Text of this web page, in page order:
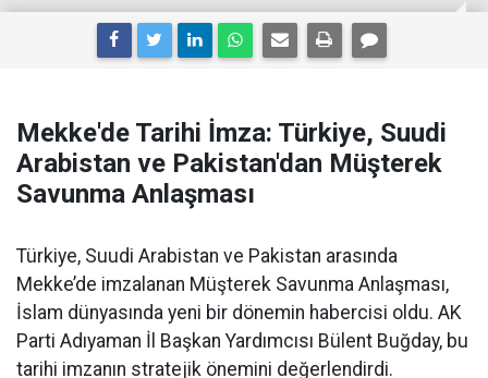
Mekke'de Tarihi İmza: Türkiye, Suudi
Arabistan ve Pakistan'dan Müşterek
Savunma Anlaşması
Türkiye, Suudi Arabistan ve Pakistan arasında
Mekke’de imzalanan Müşterek Savunma Anlaşması,
İslam dünyasında yeni bir dönemin habercisi oldu. AK
Parti Adıyaman İl Başkan Yardımcısı Bülent Buğday, bu
tarihi imzanın stratejik önemini değerlendirdi.